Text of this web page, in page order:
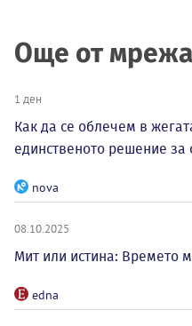
Още от
1 ден
Как да се облечем в
единственото решение
nova
08.10.2025
Мит или истина: Времето
edna